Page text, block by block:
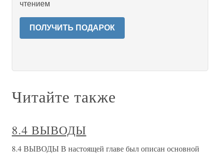
чтением
ПОЛУЧИТЬ ПОДАРОК
Читайте также
8.4 ВЫВОДЫ
8.4 ВЫВОДЫ В настоящей главе был описан основной